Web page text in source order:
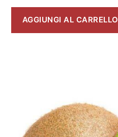
AGGIUNGI AL CARRELLO